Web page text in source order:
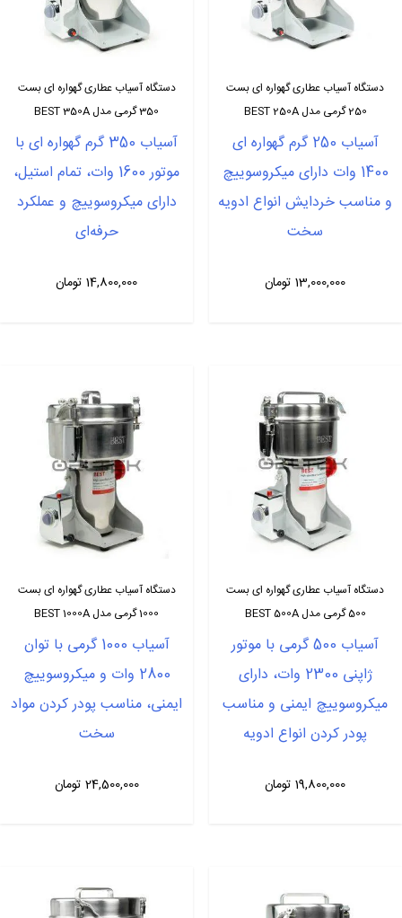
دستگاه آسیاب عطاری گهواره ای بست
250 گرمی مدل BEST 250A
آسیاب 250 گرم گهواره ای
1400 وات دارای میکروسوییچ
و مناسب خردایش انواع ادویه
سخت
13,000,000 تومان
دستگاه آسیاب عطاری گهواره ای بست
350 گرمی مدل BEST 350A
آسیاب 350 گرم گهواره ای با
موتور 1600 وات، تمام استیل،
دارای میکروسوییچ و عملکرد
حرفه‌ای
14,800,000 تومان
دستگاه آسیاب عطاری گهواره ای بست
500 گرمی مدل BEST 500A
آسیاب 500 گرمی با موتور
ژاپنی 2300 وات، دارای
میکروسوییچ ایمنی و مناسب
پودر کردن انواع ادویه
19,800,000 تومان
دستگاه آسیاب عطاری گهواره ای بست
1000 گرمی مدل BEST 1000A
آسیاب 1000 گرمی با توان
2800 وات و میکروسوییچ
ایمنی، مناسب پودر کردن مواد
سخت
24,500,000 تومان